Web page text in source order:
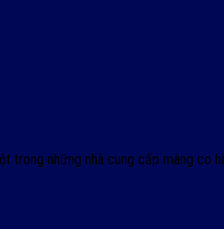
trong những nhà cung cấp màng co